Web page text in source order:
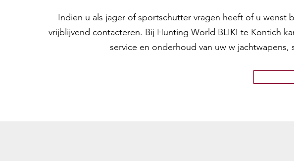
Indien u als jager of sportschutter vragen heeft of u
vrijblijvend contacteren. Bij Hunting World BLIKI te Kontich
service en onderhoud van uw w